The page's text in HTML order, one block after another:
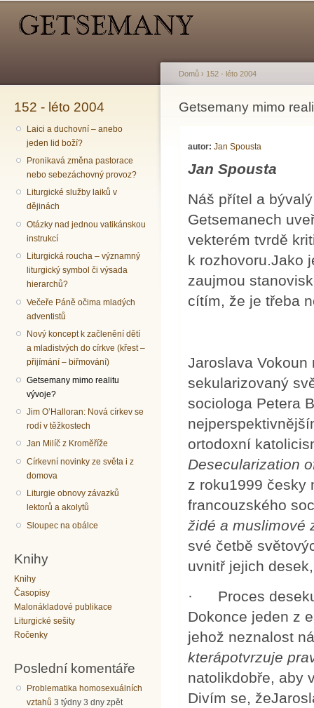
152 - léto 2004
Laici a duchovní – anebo
jeden lid boží?
Pronikavá změna pastorace
nebo sebezáchovný provoz?
Liturgické služby laiků v
dějinách
Otázky nad jednou vatikánskou
instrukcí
Liturgická roucha – významný
liturgický symbol či výsada
hierarchů?
Večeře Páně očima mladých
adventistů
Nový koncept k začlenění dětí
a mladistvých do církve (křest –
přijímání – biřmování)
Getsemany mimo realitu
vývoje?
Jim O’Halloran: Nová církev se
rodí v těžkostech
Jan Milíč z Kroměříže
Církevní novinky ze světa i z
domova
Liturgie obnovy závazků
lektorů a akolytů
Sloupec na obálce
Knihy
Knihy
Časopisy
Malonákladové publikace
Liturgické sešity
Ročenky
Poslední komentáře
Problematika homosexuálních
vztahů 3 týdny 3 dny zpět
Jste zde
Domů › 152 - léto 2004
Getsemany mimo
autor:Jan Spousta
Jan Spousta
Náš přítel a
Getsemanech
vekterém tvrdě
k rozhovoru.Jako
zaujmou
cítím, že je třeba
Jaroslava
sekularizovaný
sociologa Petera
ortodoxní
Desecularization
z roku1999 česky
francouzského
židé a muslimové
své četbě
uvnitř jejich
· Proces
Dokonce jeden z
jehož neznalost
kterápotvrzuje
natolikdobře, aby
Divím se,